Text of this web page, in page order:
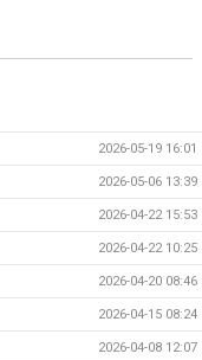
2026-05-19 16:01
2026-05-06 13:39
2026-04-22 15:53
2026-04-22 10:25
2026-04-20 08:46
2026-04-15 08:24
2026-04-08 12:07